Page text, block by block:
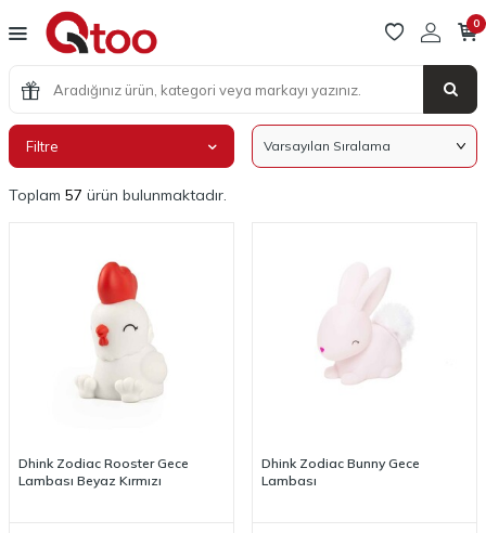
0
Filtre
Toplam 57 ürün bulunmaktadır.
Dhink Zodiac Rooster Gece
Lambası Beyaz Kırmızı
Dhink Zodiac Bunny Gece
Lambası